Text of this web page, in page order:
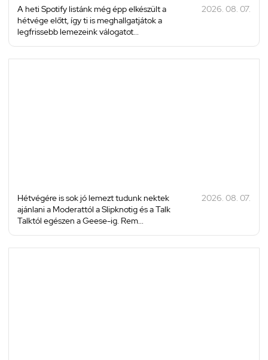
A heti Spotify listánk még épp elkészült a
hétvége előtt, így ti is meghallgatjátok a
legfrissebb lemezeink válogatot...
2026. 08. 07.
Hétvégére is sok jó lemezt tudunk nektek
ajánlani a Moderattól a Slipknotig és a Talk
Talktól egészen a Geese-ig. Rem...
2026. 08. 07.